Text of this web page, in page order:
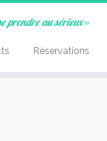
prendre au sérieux»
Réservations